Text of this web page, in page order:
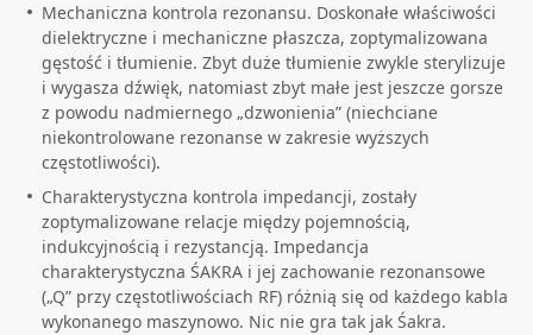
Mechaniczna kontrola rezonansu. Doskonałe właściwości
dielektryczne i mechaniczne płaszcza, zoptymalizowana
gęstość i tłumienie. Zbyt duże tłumienie zwykle sterylizuje
i wygasza dźwięk, natomiast zbyt małe jest jeszcze gorsze
z powodu nadmiernego „dzwonienia” (niechciane
niekontrolowane rezonanse w zakresie wyższych
częstotliwości).
Charakterystyczna kontrola impedancji, zostały
zoptymalizowane relacje między pojemnością,
indukcyjnością i rezystancją. Impedancja
charakterystyczna ŚAKRA i jej zachowanie rezonansowe
(„Q” przy częstotliwościach RF) różnią się od każdego kabla
wykonanego maszynowo. Nic nie gra tak jak Śakra.